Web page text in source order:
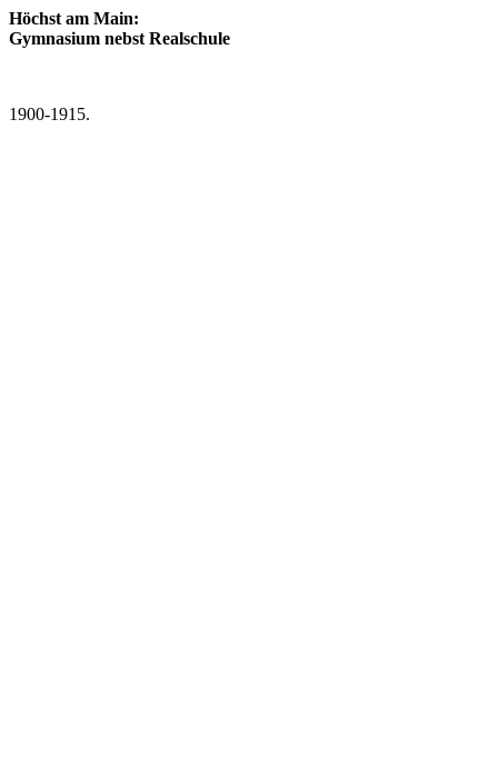
Höchst am Main:
Gymnasium nebst Realschule
1900-1915.